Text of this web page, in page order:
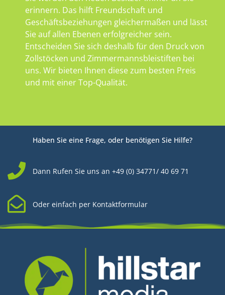
erinnern. Das hilft Freundschaft und
Geschäftsbeziehungen gleichermaßen und lässt
Sie auf allen Ebenen erfolgreicher sein.
Entscheiden Sie sich deshalb für den Druck von
Zollstöcken und Zimmermannsbleistiften bei
uns. Wir bieten Ihnen diese zum besten Preis
und mit einer Top-Qualität.
Haben Sie eine Frage, oder benötigen Sie Hilfe?
Dann Rufen Sie uns an +49 (0) 34771/ 40 69 71
Oder einfach per Kontaktformular